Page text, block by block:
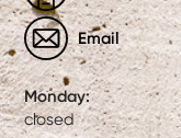
Email
Monday:
closed